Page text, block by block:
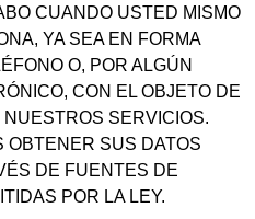
CUANDO USTED MISMO
YA SEA EN FORMA
O, POR ALGÚN
CON EL OBJETO DE
SERVICIOS.
OBTENER SUS DATOS
DE FUENTES DE
POR LA LEY.